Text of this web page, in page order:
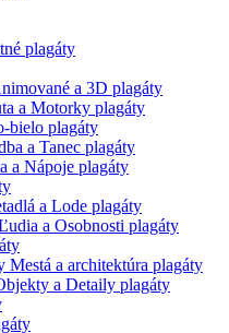
plagáty
a 3D plagáty
a Motorky plagáty
bielo plagáty
a Tanec plagáty
a Nápoje plagáty
a Lode plagáty
a Osobnosti plagáty
Mestá a architektúra plagáty
a Detaily plagáty